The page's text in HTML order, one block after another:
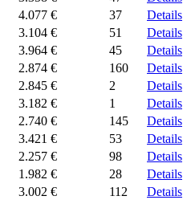
4.077 € 37
Details
3.104 € 51
Details
3.964 € 45
Details
2.874 € 160
Details
2.845 € 2
Details
3.182 € 1
Details
2.740 € 145
Details
3.421 € 53
Details
2.257 € 98
Details
1.982 € 28
Details
3.002 € 112
Details